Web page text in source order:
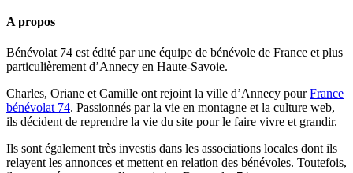
A propos
Bénévolat 74 est édité par une équipe de bénévole de France et plus
particulièrement d’Annecy en Haute-Savoie.
Charles, Oriane et Camille ont rejoint la ville d’Annecy pourFrance
bénévolat 74. Passionnés par la vie en montagne et la culture web,
ils décident de reprendre la vie du site pour le faire vivre et grandir.
Ils sont également très investis dans les associations locales dont ils
relayent les annonces et mettent en relation des bénévoles. Toutefois,